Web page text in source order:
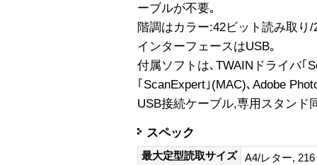
ーブルが不要｡
階調はカラー:42ビット読み取り
インターフェースはUSB｡
付属ソフトは､TWAINドライバ｢
｢ScanExpert｣(MAC)､Adobe
USB接続ケーブル,専用スタンド
スペック
最大定型読取サイズ
A4/レター,